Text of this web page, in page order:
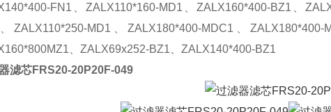
FN1
ZALX110*160-MD1 ZALX160*400-BZ1
ZALX110*250-MD1 ZALX180*400-MDC1 ZALX180*400-
ZALX69x252-BZ1
ZALX140*400-BZ1
滤芯FRS20-20P20F-049